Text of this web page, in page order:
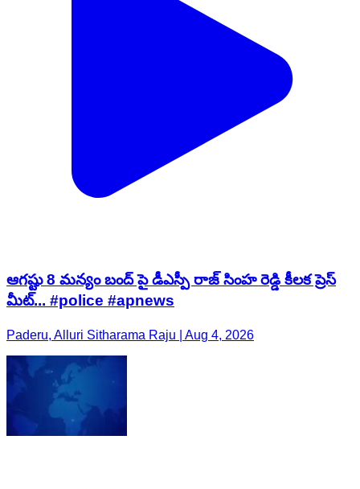
ఆగష్టు 8 మన్యం బంద్ పై డీఎస్పీ రాజ్ సింహ రెడ్డి కీలక ప్రెస్
మీట్... #police #apnews
Paderu, Alluri Sitharama Raju | Aug 4, 2026